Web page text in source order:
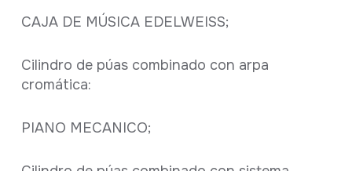
CAJA DE MÚSICA EDELWEISS;
Cilindro de púas combinado con arpa
cromática:
PIANO MECANICO;